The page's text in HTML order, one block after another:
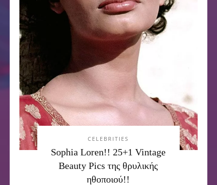
CELEBRITIES
Sophia Loren!! 25+1 Vintage
Beauty Pics της θρυλικής
ηθοποιού!!